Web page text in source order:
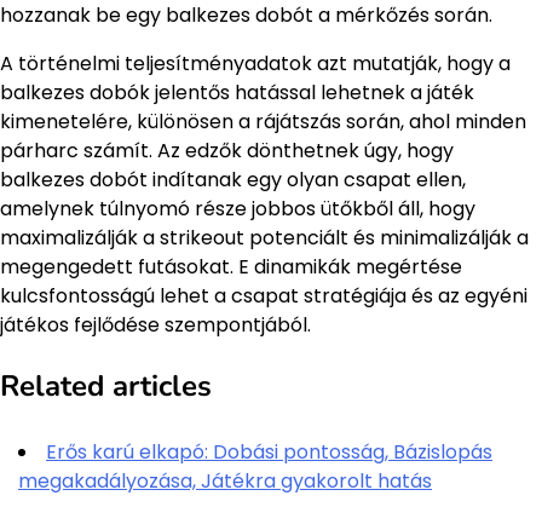
hozzanak be egy balkezes dobót a mérkőzés során.
A történelmi teljesítményadatok azt mutatják, hogy a
balkezes dobók jelentős hatással lehetnek a játék
kimenetelére, különösen a rájátszás során, ahol minden
párharc számít. Az edzők dönthetnek úgy, hogy
balkezes dobót indítanak egy olyan csapat ellen,
amelynek túlnyomó része jobbos ütőkből áll, hogy
maximalizálják a strikeout potenciált és minimalizálják a
megengedett futásokat. E dinamikák megértése
kulcsfontosságú lehet a csapat stratégiája és az egyéni
játékos fejlődése szempontjából.
Related articles
Erős karú elkapó: Dobási pontosság, Bázislopás
megakadályozása, Játékra gyakorolt hatás